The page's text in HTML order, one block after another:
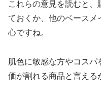
これらの意見を読むと
ておくか、他のベース
心ですね。
肌色に敏感な方やコス
価が割れる商品と言える